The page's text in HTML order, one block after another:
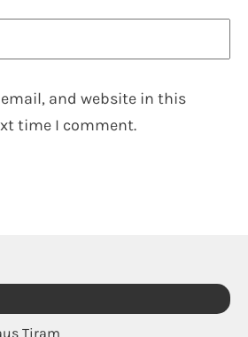
and website in this
time I comment.
Tiram